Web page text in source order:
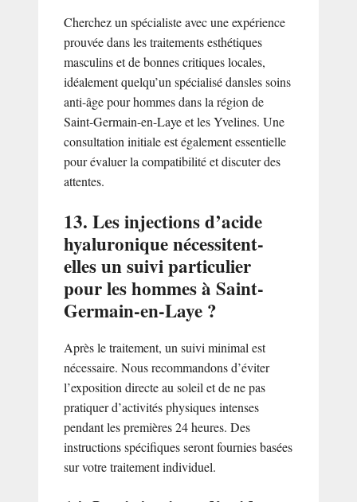
Cherchez un spécialiste avec une expérience
prouvée dans les traitements esthétiques
masculins et de bonnes critiques locales,
idéalement quelqu’un spécialisé dansles soins
anti-âge pour hommes dans la région de
Saint-Germain-en-Laye et les Yvelines. Une
consultation initiale est également essentielle
pour évaluer la compatibilité et discuter des
attentes.
13. Les injections d’acide
hyaluronique nécessitent-
elles un suivi particulier
pour les hommes à Saint-
Germain-en-Laye ?
Après le traitement, un suivi minimal est
nécessaire. Nous recommandons d’éviter
l’exposition directe au soleil et de ne pas
pratiquer d’activités physiques intenses
pendant les premières 24 heures. Des
instructions spécifiques seront fournies basées
sur votre traitement individuel.